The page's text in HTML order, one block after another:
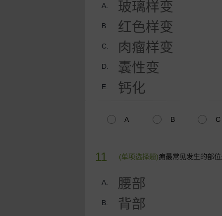
A. 玻璃样变
B. 红色样变
C. 肉瘤样变
D. 囊性变
E. 钙化
A B C
11 (单项选择题)痈最常见发生的部
A. 腰部
B. 背部